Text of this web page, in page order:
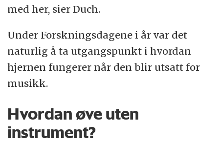
med her, sier Duch.
Under Forskningsdagene i år var det
naturlig å ta utgangspunkt i hvordan
hjernen fungerer når den blir utsatt for
musikk.
Hvordan øve uten
instrument?